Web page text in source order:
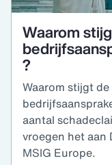
Waarom
?
Waarom stijgt
aantal
vroegen het aan
MSIG Europe.